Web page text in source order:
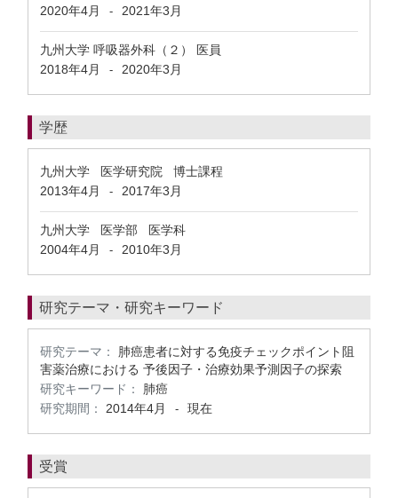
2020年4月
- 2021年3月
九州大学 呼吸器外科（２） 医員
2018年4月
- 2020年3月
学歴
九州大学 医学研究院 博士課程
2013年4月
- 2017年3月
九州大学 医学部 医学科
2004年4月
- 2010年3月
研究テーマ・研究キーワード
研究テーマ：
肺癌患者に対する免疫チェックポイント阻
害薬治療における 予後因子・治療効果予測因子の探索
研究キーワード：
肺癌
研究期間：
2014年4月 - 現在
受賞